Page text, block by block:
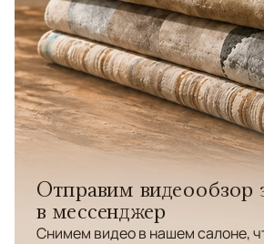
Отправим видеообзор
в мессенджер
Снимем видео в нашем салоне,